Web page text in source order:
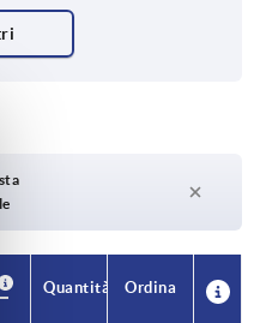
Quantità Ordina